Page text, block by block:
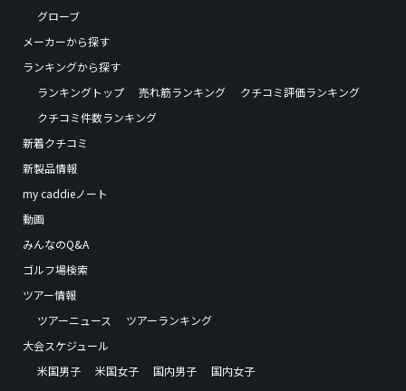
グローブ
メーカーから探す
ランキングから探す
ランキングトップ
売れ筋ランキング
クチコミ評価ランキング
クチコミ件数ランキング
新着クチコミ
新製品情報
my caddieノート
動画
みんなのQ&A
ゴルフ場検索
ツアー情報
ツアーニュース
ツアーランキング
大会スケジュール
米国男子
米国女子 国内男子
国内女子